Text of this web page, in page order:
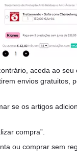
aceda ao
envios gratuitos,
se os artigos
compra”.
ou comprar sem